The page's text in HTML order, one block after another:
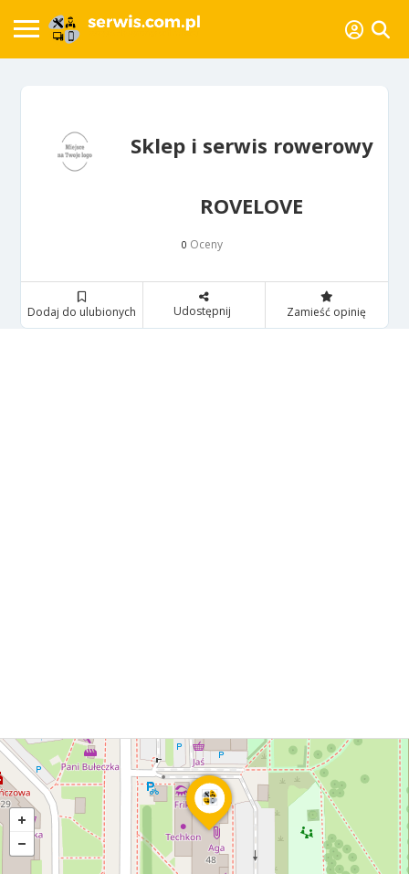
Sklep i serwis rowerowy
ROVELOVE
0 Oceny
Dodaj do ulubionych Udostępnij Zamieść opinię